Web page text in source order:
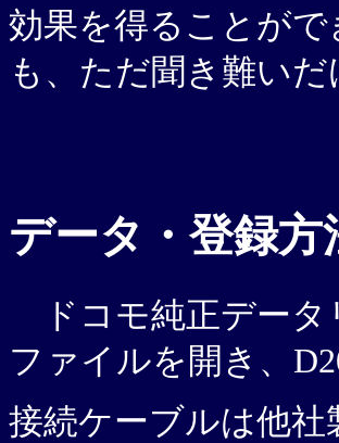
効果を得ることが
も、ただ聞き難いだ
データ・登録方
ドコモ純正データ
ファイルを開き、
接続ケーブルは他